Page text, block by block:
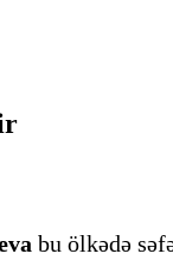
bu ölkədə